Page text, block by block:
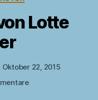
Lotte
Oktober 22, 2015
zu